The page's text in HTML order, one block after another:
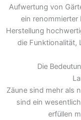
Aufwertung von
ein renommierter
Herstellung
die Funktionalität,
Die
Zäune sind mehr als
sind ein
erfüllen